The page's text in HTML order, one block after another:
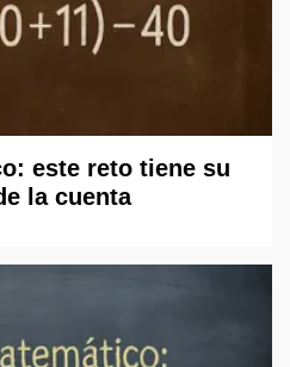
este reto tiene su
la cuenta